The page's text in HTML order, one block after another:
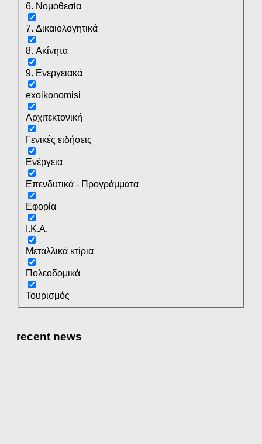
6. Νομοθεσία
7. Δικαιολογητικά
8. Ακίνητα
9. Ενεργειακά
exoikonomisi
Αρχιτεκτονική
Γενικές ειδήσεις
Ενέργεια
Επενδυτικά - Προγράμματα
Εφορία
Ι.Κ.Α.
Μεταλλικά κτίρια
Πολεοδομικά
Τουρισμός
recent news